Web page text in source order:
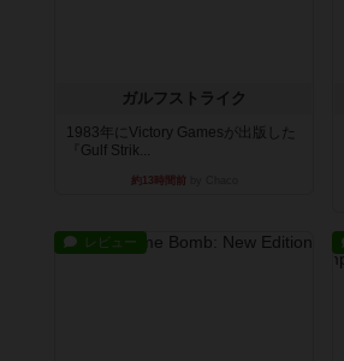
ガルフストライク
1983年にVictory Gamesが出版した
『Gulf Strik...
約13時間前
レビュー